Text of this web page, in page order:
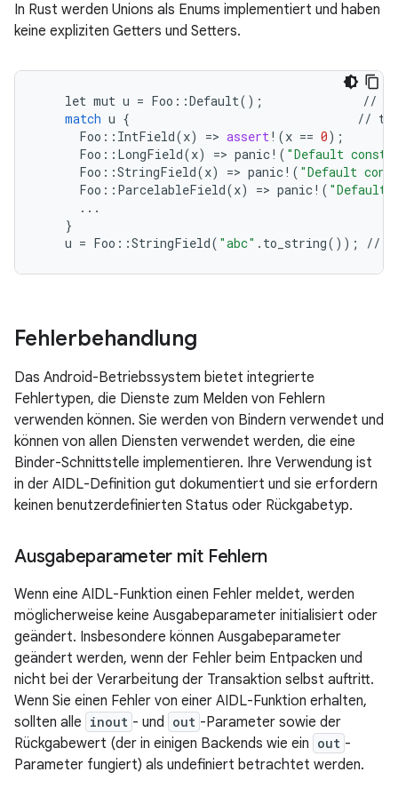
In Rust werden Unions als Enums implementiert und haben
keine expliziten Getters und Setters.
let mut u = Foo ::Default(); //
match u { //
Foo :: IntField(x) => assert! (x == 0);
Foo :: LongField(x) => panic! ( "Default
Foo ::StringField(x) => panic! ( "Default
Foo :: ParcelableField(x) => panic! ( "Default
...
}
u = Foo ::StringField( "abc" . to_string()); //
Fehlerbehandlung
Das Android-Betriebssystem bietet integrierte
Fehlertypen, die Dienste zum Melden von Fehlern
verwenden können. Sie werden von Bindern verwendet und
können von allen Diensten verwendet werden, die eine
Binder-Schnittstelle implementieren. Ihre Verwendung ist
in der AIDL-Definition gut dokumentiert und sie erfordern
keinen benutzerdefinierten Status oder Rückgabetyp.
Ausgabeparameter mit Fehlern
Wenn eine AIDL-Funktion einen Fehler meldet, werden
möglicherweise keine Ausgabeparameter initialisiert oder
geändert. Insbesondere können Ausgabeparameter
geändert werden, wenn der Fehler beim Entpacken und
nicht bei der Verarbeitung der Transaktion selbst auftritt.
Wenn Sie einen Fehler von einer AIDL-Funktion erhalten,
sollten alle inout - und out -Parameter sowie der
Rückgabewert (der in einigen Backends wie ein out -
Parameter fungiert) als undefiniert betrachtet werden.